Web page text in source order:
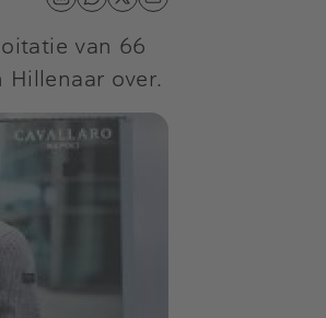
van 66
over.